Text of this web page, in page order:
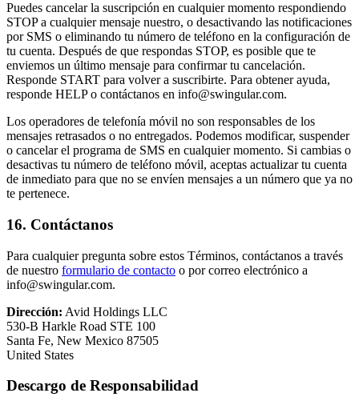
Puedes cancelar la suscripción en cualquier momento respondiendo
STOP a cualquier mensaje nuestro, o desactivando las notificaciones
por SMS o eliminando tu número de teléfono en la configuración de
tu cuenta. Después de que respondas STOP, es posible que te
enviemos un último mensaje para confirmar tu cancelación.
Responde START para volver a suscribirte. Para obtener ayuda,
responde HELP o contáctanos en info@swingular.com.
Los operadores de telefonía móvil no son responsables de los
mensajes retrasados o no entregados. Podemos modificar, suspender
o cancelar el programa de SMS en cualquier momento. Si cambias o
desactivas tu número de teléfono móvil, aceptas actualizar tu cuenta
de inmediato para que no se envíen mensajes a un número que ya no
te pertenece.
16. Contáctanos
Para cualquier pregunta sobre estos Términos, contáctanos a través
de nuestro formulario de contacto o por correo electrónico a
info@swingular.com.
Dirección: Avid Holdings LLC
530-B Harkle Road STE 100
Santa Fe, New Mexico 87505
United States
Descargo de Responsabilidad